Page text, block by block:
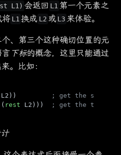
L1) 会返回 L1 第一个元素之
将 L1换成 L2 或 L3 来体验。
、第三个这种确切位置的元
下标的概念，这里只能通过
。比如：
L2))
; get the second
( rest L2))) ; get the third